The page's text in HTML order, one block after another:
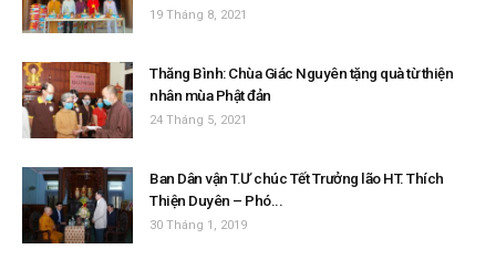
19 Tháng 8, 2021
Thăng Bình: Chùa Giác Nguyên tặng quà từ thiện
nhân mùa Phật đản
24 Tháng 5, 2021
Ban Dân vận T.Ư chúc Tết Trưởng lão HT. Thích
Thiện Duyên – Phó...
30 Tháng 1, 2019